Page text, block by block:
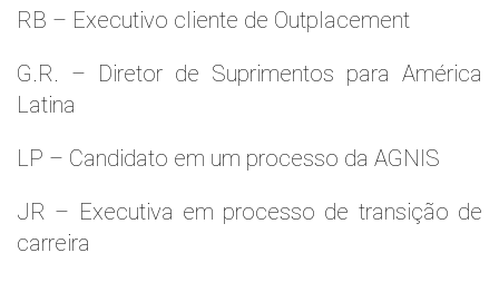
RB – Executivo cliente de Outplacement
G.R. – Diretor de Suprimentos para América
Latina
LP – Candidato em um processo da AGNIS
JR – Executiva em processo de transição de
carreira